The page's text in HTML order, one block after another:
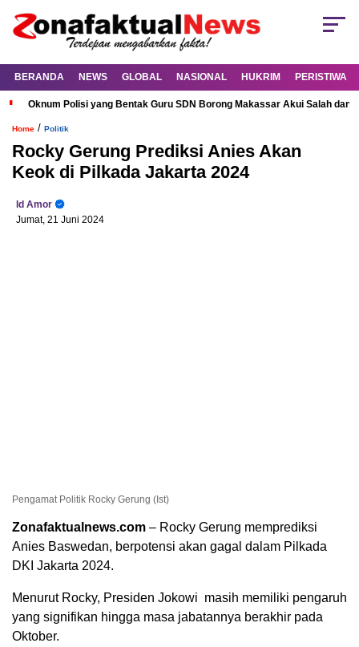
BERANDA NEWS GLOBAL NASIONAL HUKRIM PERISTIWA
Oknum Polisi yang Bentak Guru SDN Borong Makassar Akui Salah dan
Home / Politik
Rocky Gerung Prediksi Anies Akan
Keok di Pilkada Jakarta 2024
Id Amor
Jumat, 21 Juni 2024
Pengamat Politik Rocky Gerung (Ist)
Zonafaktualnews.com – Rocky Gerung memprediksi
Anies Baswedan, berpotensi akan gagal dalam Pilkada
DKI Jakarta 2024.
Menurut Rocky, Presiden Jokowi masih memiliki pengaruh
yang signifikan hingga masa jabatannya berakhir pada
Oktober.